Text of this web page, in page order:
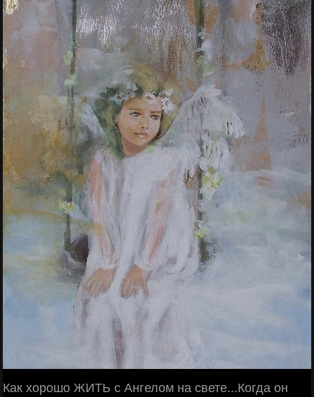
Как хорошо ЖИТЬ с Ангелом на свете...Когда он